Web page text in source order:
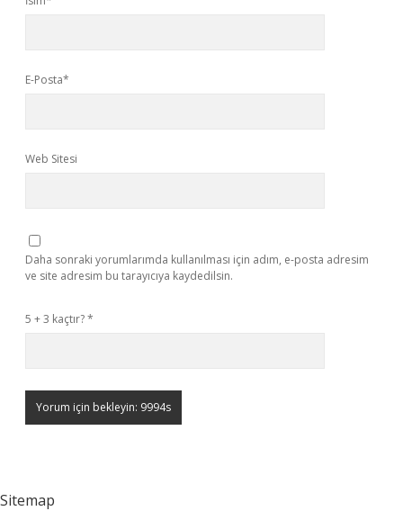
E-Posta*
Web Sitesi
Daha sonraki yorumlarımda kullanılması için adım, e-posta adresim
ve site adresim bu tarayıcıya kaydedilsin.
5 + 3 kaçtır?*
Sitemap